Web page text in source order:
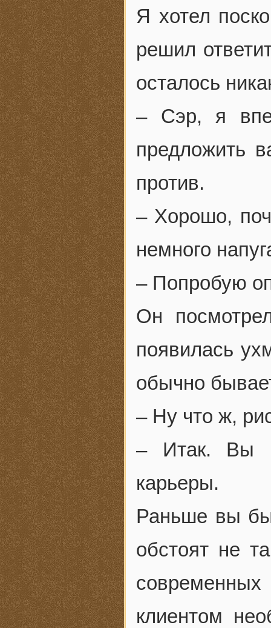
Я хотел
решил
осталось
– Сэр, я
предложить
против.
– Хорошо,
немного
– Попробую
Он
появилась
обычно
– Ну что ж,
– Итак. Вы
карьеры.
Раньше вы
обстоят не
клиентом